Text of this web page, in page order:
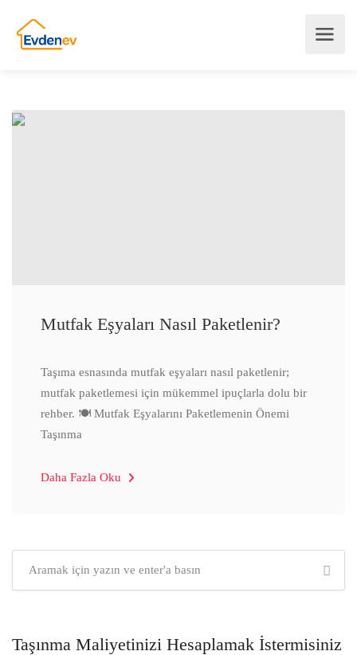
Mutfak Eşyaları Nasıl Paketlenir?
Taşıma esnasında mutfak eşyaları nasıl paketlenir;
mutfak paketlemesi için mükemmel ipuçlarla dolu bir
rehber. 🍽️ Mutfak Eşyalarını Paketlemenin Önemi
Taşınma
Daha Fazla Oku
Taşınma Maliyetinizi Hesaplamak İstermisiniz